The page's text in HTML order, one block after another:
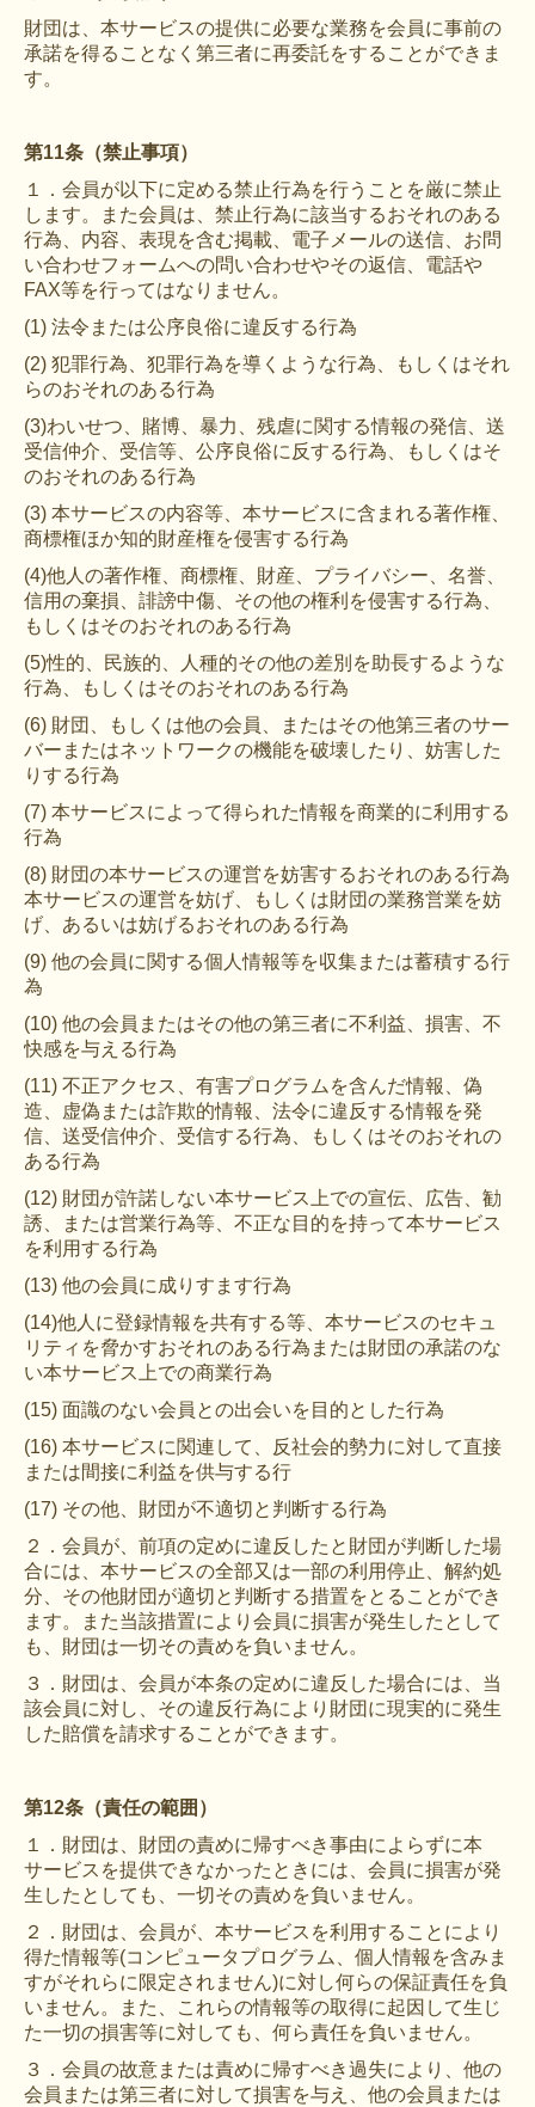
財団は、本サービスの提供に必要な業務を会員に事前の
承諾を得ることなく第三者に再委託をすることができま
す。
第11条（禁止事項）
１．会員が以下に定める禁止行為を行うことを厳に禁止
します。また会員は、禁止行為に該当するおそれのある
行為、内容、表現を含む掲載、電子メールの送信、お問
い合わせフォームへの問い合わせやその返信、電話や
FAX等を行ってはなりません。
(1) 法令または公序良俗に違反する行為
(2) 犯罪行為、犯罪行為を導くような行為、もしくはそれ
らのおそれのある行為
(3)わいせつ、賭博、暴力、残虐に関する情報の発信、送
受信仲介、受信等、公序良俗に反する行為、もしくはそ
のおそれのある行為
(3) 本サービスの内容等、本サービスに含まれる著作権、
商標権ほか知的財産権を侵害する行為
(4)他人の著作権、商標権、財産、プライバシー、名誉、
信用の棄損、誹謗中傷、その他の権利を侵害する行為、
もしくはそのおそれのある行為
(5)性的、民族的、人種的その他の差別を助長するような
行為、もしくはそのおそれのある行為
(6) 財団、もしくは他の会員、またはその他第三者のサー
バーまたはネットワークの機能を破壊したり、妨害した
りする行為
(7) 本サービスによって得られた情報を商業的に利用する
行為
(8) 財団の本サービスの運営を妨害するおそれのある行為
本サービスの運営を妨げ、もしくは財団の業務営業を妨
げ、あるいは妨げるおそれのある行為
(9) 他の会員に関する個人情報等を収集または蓄積する行
為
(10) 他の会員またはその他の第三者に不利益、損害、不
快感を与える行為
(11) 不正アクセス、有害プログラムを含んだ情報、偽
造、虚偽または詐欺的情報、法令に違反する情報を発
信、送受信仲介、受信する行為、もしくはそのおそれの
ある行為
(12) 財団が許諾しない本サービス上での宣伝、広告、勧
誘、または営業行為等、不正な目的を持って本サービス
を利用する行為
(13) 他の会員に成りすます行為
(14)他人に登録情報を共有する等、本サービスのセキュ
リティを脅かすおそれのある行為または財団の承諾のな
い本サービス上での商業行為
(15) 面識のない会員との出会いを目的とした行為
(16) 本サービスに関連して、反社会的勢力に対して直接
または間接に利益を供与する行
(17) その他、財団が不適切と判断する行為
２．会員が、前項の定めに違反したと財団が判断した場
合には、本サービスの全部又は一部の利用停止、解約処
分、その他財団が適切と判断する措置をとることができ
ます。また当該措置により会員に損害が発生したとして
も、財団は一切その責めを負いません。
３．財団は、会員が本条の定めに違反した場合には、当
該会員に対し、その違反行為により財団に現実的に発生
した賠償を請求することができます。
第12条（責任の範囲）
１．財団は、財団の責めに帰すべき事由によらずに本
サービスを提供できなかったときには、会員に損害が発
生したとしても、一切その責めを負いません。
２．財団は、会員が、本サービスを利用することにより
得た情報等(コンピュータプログラム、個人情報を含みま
すがそれらに限定されません)に対し何らの保証責任を負
いません。また、これらの情報等の取得に起因して生じ
た一切の損害等に対しても、何ら責任を負いません。
３．会員の故意または責めに帰すべき過失により、他の
会員または第三者に対して損害を与え、他の会員または